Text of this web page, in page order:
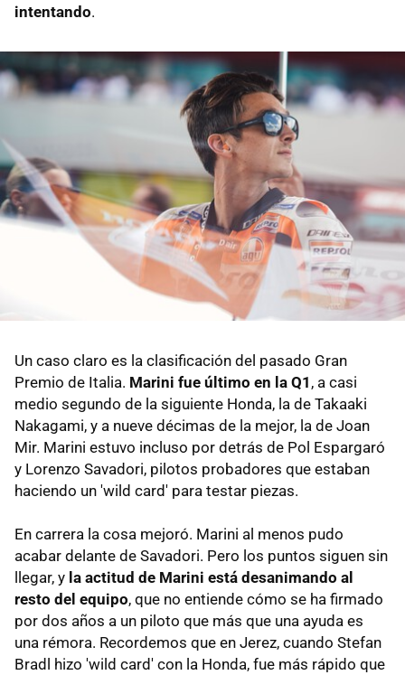
intentando.
Un caso claro es la clasificación del pasado Gran
Premio de Italia. Marini fue último en la Q1 , a casi
medio segundo de la siguiente Honda, la de Takaaki
Nakagami, y a nueve décimas de la mejor, la de Joan
Mir. Marini estuvo incluso por detrás de Pol Espargaró
y Lorenzo Savadori, pilotos probadores que estaban
haciendo un 'wild card' para testar piezas.
En carrera la cosa mejoró. Marini al menos pudo
acabar delante de Savadori. Pero los puntos siguen sin
llegar, y la actitud de Marini está desanimando al
resto del equipo, que no entiende cómo se ha firmado
por dos años a un piloto que más que una ayuda es
una rémora. Recordemos que en Jerez, cuando Stefan
Bradl hizo 'wild card' con la Honda, fue más rápido que